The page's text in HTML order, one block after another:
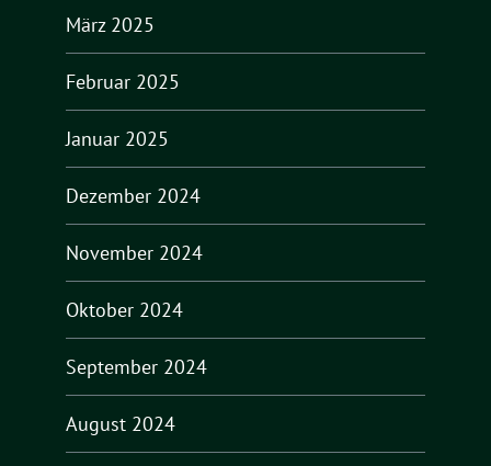
März 2025
Februar 2025
Januar 2025
Dezember 2024
November 2024
Oktober 2024
September 2024
August 2024